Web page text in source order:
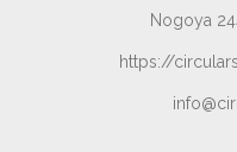
Nogoya
https://